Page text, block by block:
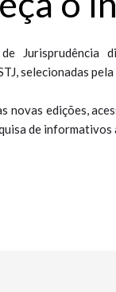
Jurisprudência
selecionadas
novas edições,
de